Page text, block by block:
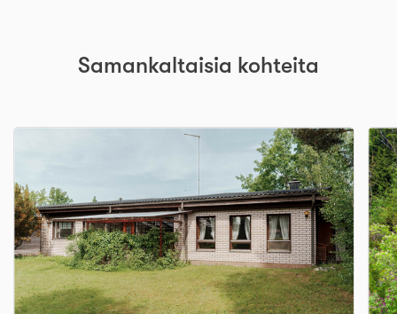
Samankaltaisia kohteita